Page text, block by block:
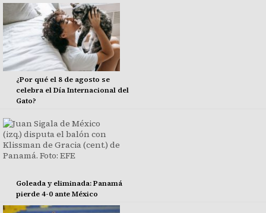
¿Por qué el 8 de agosto se
celebra el Día Internacional del
Gato?
Goleada y eliminada: Panamá
pierde 4-0 ante México